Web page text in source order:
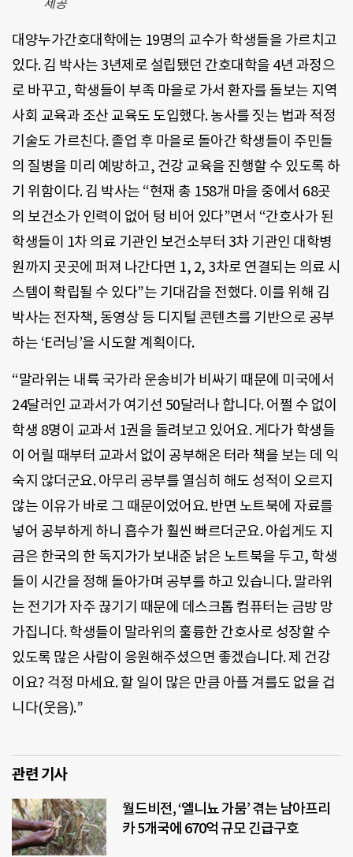
제공
대양누가간호대학에는 19명의 교수가 학생들을 가르치고
있다. 김 박사는 3년제로 설립됐던 간호대학을 4년 과정으
로 바꾸고, 학생들이 부족 마을로 가서 환자를 돌보는 지역
사회 교육과 조산 교육도 도입했다. 농사를 짓는 법과 적정
기술도 가르친다. 졸업 후 마을로 돌아간 학생들이 주민들
의 질병을 미리 예방하고, 건강 교육을 진행할 수 있도록 하
기 위함이다. 김 박사는 “현재 총 158개 마을 중에서 68곳
의 보건소가 인력이 없어 텅 비어 있다”면서 “간호사가 된
학생들이 1차 의료 기관인 보건소부터 3차 기관인 대학병
원까지 곳곳에 퍼져 나간다면 1, 2, 3차로 연결되는 의료 시
스템이 확립될 수 있다”는 기대감을 전했다. 이를 위해 김
박사는 전자책, 동영상 등 디지털 콘텐츠를 기반으로 공부
하는 ‘E러닝’을 시도할 계획이다.
“말라위는 내륙 국가라 운송비가 비싸기 때문에 미국에서
24달러인 교과서가 여기선 50달러나 합니다. 어쩔 수 없이
학생 8명이 교과서 1권을 돌려보고 있어요. 게다가 학생들
이 어릴 때부터 교과서 없이 공부해온 터라 책을 보는 데 익
숙지 않더군요. 아무리 공부를 열심히 해도 성적이 오르지
않는 이유가 바로 그 때문이었어요. 반면 노트북에 자료를
넣어 공부하게 하니 흡수가 훨씬 빠르더군요. 아쉽게도 지
금은 한국의 한 독지가가 보내준 낡은 노트북을 두고, 학생
들이 시간을 정해 돌아가며 공부를 하고 있습니다. 말라위
는 전기가 자주 끊기기 때문에 데스크톱 컴퓨터는 금방 망
가집니다. 학생들이 말라위의 훌륭한 간호사로 성장할 수
있도록 많은 사람이 응원해주셨으면 좋겠습니다. 제 건강
이요? 걱정 마세요. 할 일이 많은 만큼 아플 겨를도 없을 겁
니다(웃음).”
관련 기사
월드비전, ‘엘니뇨 가뭄’ 겪는 남아프리
카 5개국에 670억 규모 긴급구호